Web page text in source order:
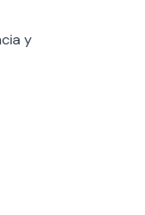
y